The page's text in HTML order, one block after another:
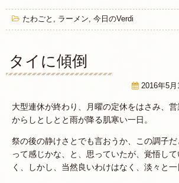
たわごと , ラーメン, 今日のVerdi
タイに傾倒
2016年5月
大型連休が終わり、月曜の定休をはさみ、
からしとしとと雨が降る肌寒い一日。
祭の後の静けさとでも言おうか、この調子だ
って感じかな、と、思っていたが、覚悟し
く、しかし、当然良いわけはなく、淡々と一